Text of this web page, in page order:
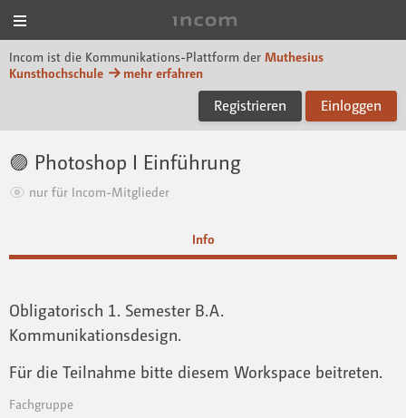
Incom ist die Kommunikations-Plattform der Muthesius
Kunsthochschule
mehr erfahren
Registrieren Einloggen
🟣 Photoshop I Einführung
nur für Incom-Mitglieder
Info
Obligatorisch 1. Semester B.A.
Kommunikationsdesign.
Für die Teilnahme bitte diesem Workspace beitreten.
Fachgruppe